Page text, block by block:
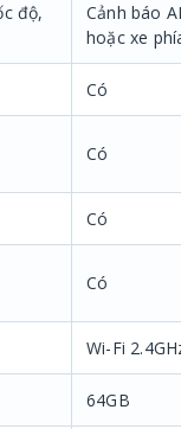
độ,
Cảnh báo
hoặc xe
Có
Có
Có
Có
Wi-Fi
64GB